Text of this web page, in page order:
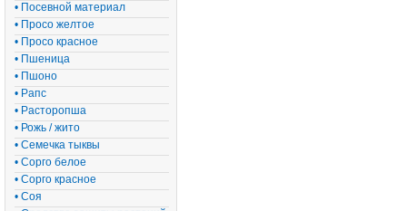
• Посевной материал
• Просо желтое
• Просо красное
• Пшеница
• Пшоно
• Рапс
• Расторопша
• Рожь / жито
• Семечка тыквы
• Сорго белое
• Сорго красное
• Соя